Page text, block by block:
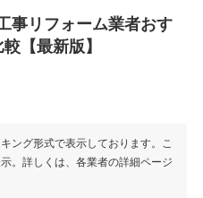
事リフォーム業者おす
【最新版】
ング形式で表示しております。こ
。詳しくは、各業者の詳細ページ